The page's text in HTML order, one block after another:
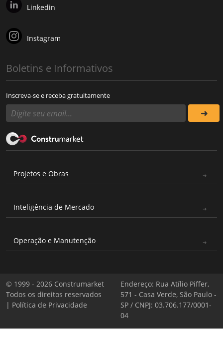
Linkedin
Instagram
Boletins e Informativos
Inscreva-se e receba gratuitamente
Projetos e Obras
Inteligência de Mercado
Operação e Manutenção
© 1999 - 2026 Construmarket
Todos os direitos reservados
| Política de Privacidade
Endereço: Rua Atílio Piffer,
571 - Casa Verde, São Paulo -
SP / CNPJ: 03.706.177/0001-
04